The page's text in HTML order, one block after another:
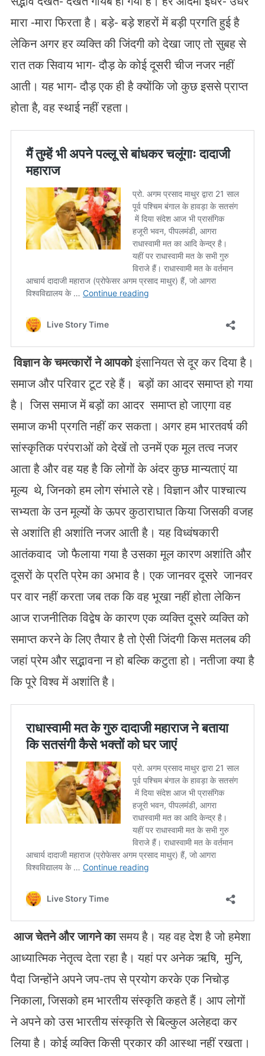
मारा -मारा फिरता है। बड़े- बड़े शहरों में बड़ी प्रगति हुई है
लेकिन अगर हर व्यक्ति की जिंदगी को देखा जाए तो सुबह से
रात तक सिवाय भाग- दौड़ के कोई दूसरी चीज नजर नहीं
आती। यह भाग- दौड़ एक ही है क्योंकि जो कुछ इससे प्राप्त
होता है, वह स्थाई नहीं रहता।
विज्ञान के चमत्कारों ने आपकोइंसानियत से दूर कर दिया है।
समाज और परिवार टूट रहे हैं। बड़ों का आदर समाप्त हो गया
है। जिस समाज में बड़ों का आदर समाप्त हो जाएगा वह
समाज कभी प्रगति नहीं कर सकता। अगर हम भारतवर्ष की
सांस्कृतिक परंपराओं को देखें तो उनमें एक मूल तत्व नजर
आता है और वह यह है कि लोगों के अंदर कुछ मान्यताएं या
मूल्य थे, जिनको हम लोग संभाले रहे। विज्ञान और पाश्चात्य
सभ्यता के उन मूल्यों के ऊपर कुठाराघात किया जिसकी वजह
से अशांति ही अशांति नजर आती है। यह विध्वंषकारी
आतंकवाद जो फैलाया गया है उसका मूल कारण अशांति और
दूसरों के प्रति प्रेम का अभाव है। एक जानवर दूसरे जानवर
पर वार नहीं करता जब तक कि वह भूखा नहीं होता लेकिन
आज राजनीतिक विद्वेष के कारण एक व्यक्ति दूसरे व्यक्ति को
समाप्त करने के लिए तैयार है तो ऐसी जिंदगी किस मतलब की
जहां प्रेम और सद्भावना न हो बल्कि कटुता हो। नतीजा क्या है
कि पूरे विश्व में अशांति है।
आज चेतने और जागने कासमय है। यह वह देश है जो हमेशा
आध्यात्मिक नेतृत्व देता रहा है। यहां पर अनेक ऋषि, मुनि,
पैदा जिन्होंने अपने जप-तप से प्रयोग करके एक निचोड़
निकाला, जिसको हम भारतीय संस्कृति कहते हैं। आप लोगों
ने अपने को उस भारतीय संस्कृति से बिल्कुल अलेहदा कर
लिया है। कोई व्यक्ति किसी प्रकार की आस्था नहीं रखता।